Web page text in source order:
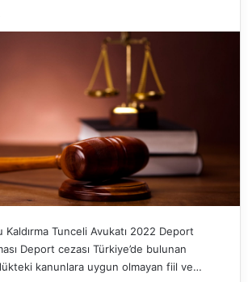
Kaldırma Tunceli Avukatı 2022 Deport
Deport cezası Türkiye’de bulunan
kanunlara uygun olmayan fiil ve…